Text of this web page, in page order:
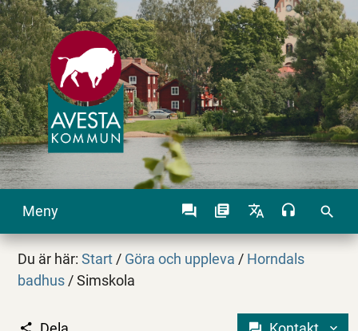
Meny search
Du är här:Start / Göra och uppleva / Horndals
badhus /Simskola